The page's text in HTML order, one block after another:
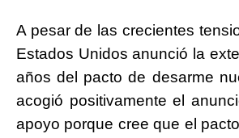
A pesar de las crecientes
Estados Unidos anunció la
años del pacto de desarme
acogió positivamente el
apoyo porque cree que el